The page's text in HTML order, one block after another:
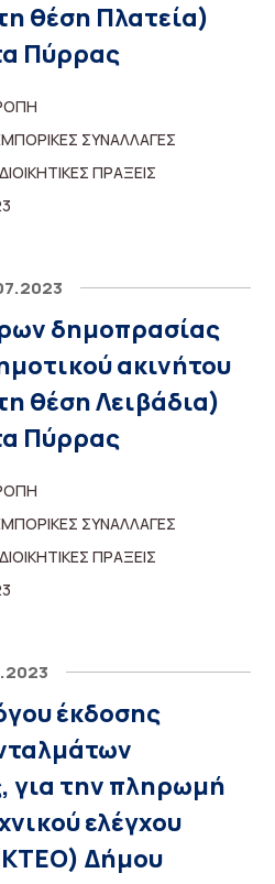
θέση Πλατεία)
Πύρρας
ΣΥΝΑΛΛΑΓΕΣ
ΠΡΑΞΕΙΣ
δημοπρασίας
ακινήτου
θέση Λειβάδια)
Πύρρας
ΣΥΝΑΛΛΑΓΕΣ
ΠΡΑΞΕΙΣ
έκδοσης
την πληρωμή
ελέγχου
Δήμου